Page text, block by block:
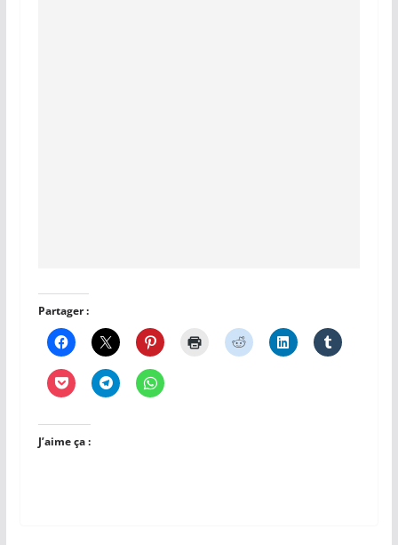
Partager :
J’aime ça :